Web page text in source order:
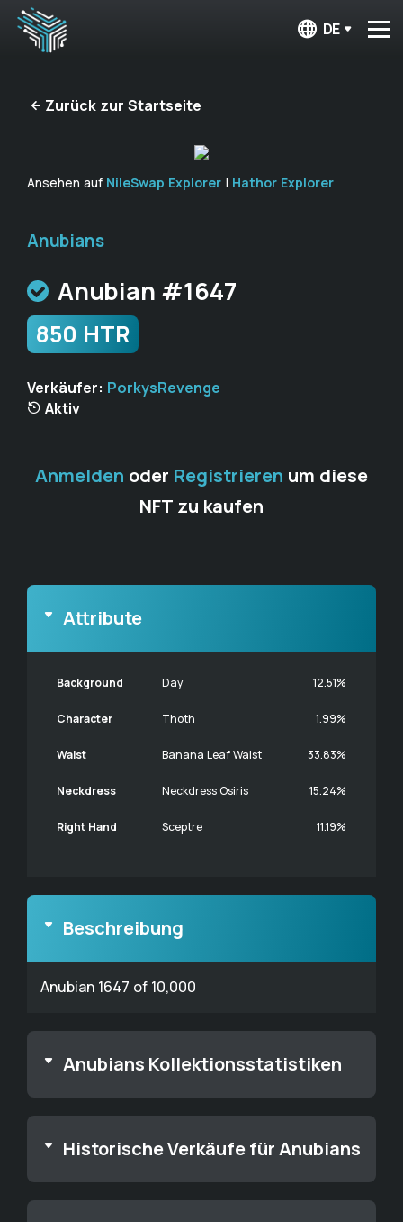
DE
Zurück zur Startseite
Ansehen auf NileSwap Explorer | Hathor Explorer
Anubians
Anubian #1647
850 HTR
Verkäufer: PorkysRevenge
Aktiv
Anmelden oder Registrieren um diese
NFT zu kaufen
Attribute
Background Day 12.51%
Character Thoth 1.99%
Waist Banana Leaf Waist 33.83%
Neckdress Neckdress Osiris 15.24%
Right Hand Sceptre 11.19%
Beschreibung
Anubian 1647 of 10,000
Anubians Kollektionsstatistiken
Historische Verkäufe für Anubians